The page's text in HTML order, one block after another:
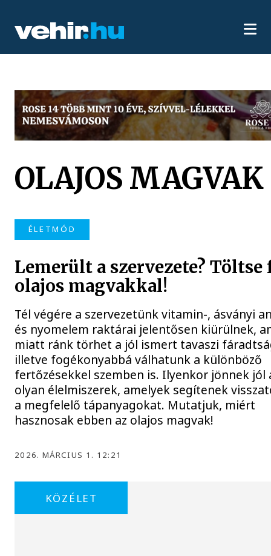
OLAJOS MAGVAK
ÉLETMÓD
Lemerült a szervezete? Töltse
olajos magvakkal!
Tél végére a szervezetünk vitamin-, ásványi
és nyomelem raktárai jelentősen kiürülnek,
miatt ránk törhet a jól ismert tavaszi
illetve fogékonyabbá válhatunk a különböző
fertőzésekkel szemben is. Ilyenkor jönnek jól
olyan élelmiszerek, amelyek segítenek
a megfelelő tápanyagokat. Mutatjuk, miért
hasznosak ebben az olajos magvak!
2026. MÁRCIUS 1. 12:21
KÖZÉLET